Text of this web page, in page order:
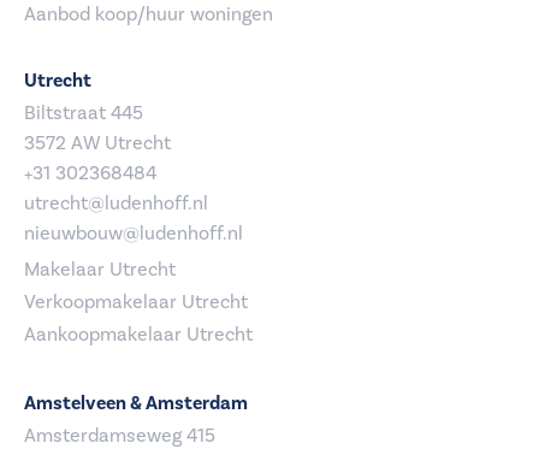
Aanbod koop/huur woningen
Utrecht
Biltstraat 445
3572 AW Utrecht
+31 302368484
utrecht@ludenhoff.nl
nieuwbouw@ludenhoff.nl
Makelaar Utrecht
Verkoopmakelaar Utrecht
Aankoopmakelaar Utrecht
Amstelveen & Amsterdam
Amsterdamseweg 415